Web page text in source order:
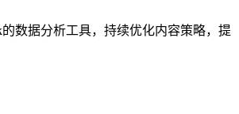
数据分析工具，持续优化内容策略，提